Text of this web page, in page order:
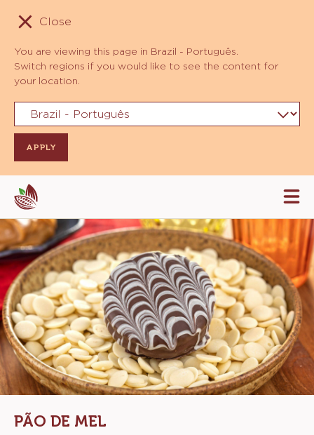
Close
You are viewing this page in Brazil - Português.
Switch regions if you would like to see the content for
your location.
Skip
to
main
content
PÃO DE MEL